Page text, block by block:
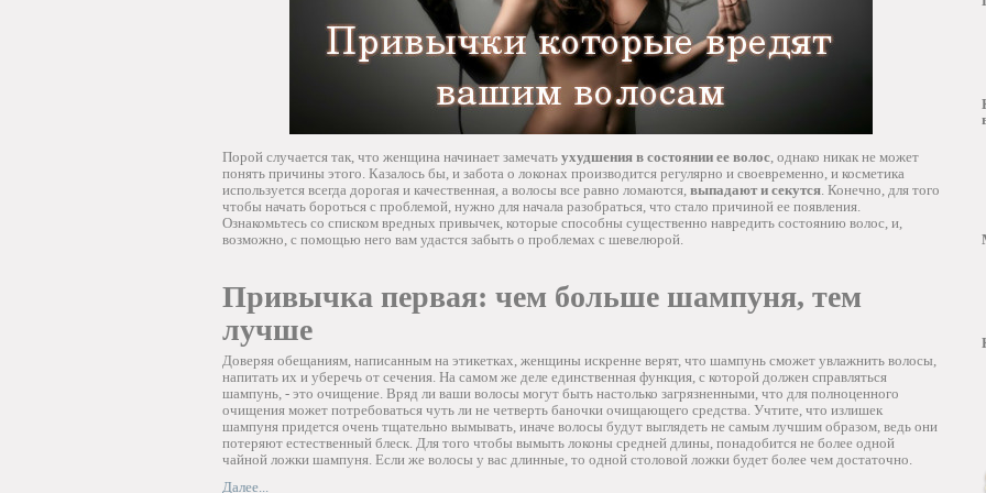
Порой случается так, что женщина начинает замечать ухудшения в состоянии ее волос, однако никак не может
понять причины этого. Казалось бы, и забота о локонах производится регулярно и своевременно, и косметика
используется всегда дорогая и качественная, а волосы все равно ломаются, выпадают и секутся. Конечно, для того
чтобы начать бороться с проблемой, нужно для начала разобраться, что стало причиной ее появления.
Ознакомьтесь со списком вредных привычек, которые способны существенно навредить состоянию волос, и,
возможно, с помощью него вам удастся забыть о проблемах с шевелюрой.
Привычка первая: чем больше шампуня, тем
лучше
Доверяя обещаниям, написанным на этикетках, женщины искренне верят, что шампунь сможет увлажнить волосы,
напитать их и уберечь от сечения. На самом же деле единственная функция, с которой должен справляться
шампунь, - это очищение. Вряд ли ваши волосы могут быть настолько загрязненными, что для полноценного
очищения может потребоваться чуть ли не четверть баночки очищающего средства. Учтите, что излишек
шампуня придется очень тщательно вымывать, иначе волосы будут выглядеть не самым лучшим образом, ведь они
потеряют естественный блеск. Для того чтобы вымыть локоны средней длины, понадобится не более одной
чайной ложки шампуня. Если же волосы у вас длинные, то одной столовой ложки будет более чем достаточно.
Далее...